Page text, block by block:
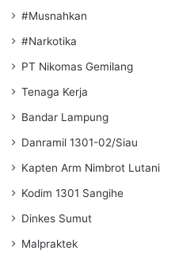
#Musnahkan
#Narkotika
PT Nikomas Gemilang
Tenaga Kerja
Bandar Lampung
Danramil 1301-02/Siau
Kapten Arm Nimbrot Lutani
Kodim 1301 Sangihe
Dinkes Sumut
Malpraktek